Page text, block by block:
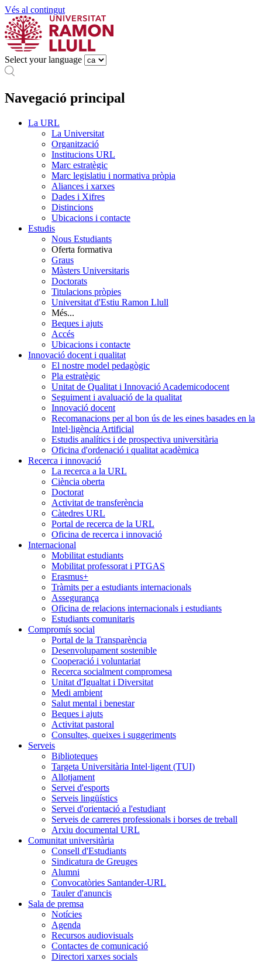
Vés al contingut
Select your language
Navegació principal
La URL
La Universitat
Organització
Institucions URL
Marc estratègic
Marc legislatiu i normativa pròpia
Aliances i xarxes
Dades i Xifres
Distincions
Ubicacions i contacte
Estudis
Nous Estudiants
Oferta formativa
Graus
Màsters Universitaris
Doctorats
Titulacions pròpies
Universitat d'Estiu Ramon Llull
Més...
Beques i ajuts
Accés
Ubicacions i contacte
Innovació docent i qualitat
El nostre model pedagògic
Pla estratègic
Unitat de Qualitat i Innovació Academicodocent
Seguiment i avaluació de la qualitat
Innovació docent
Recomanacions per al bon ús de les eines basades en la
Intel·ligència Artificial
Estudis analítics i de prospectiva universitària
Oficina d'ordenació i qualitat acadèmica
Recerca i innovació
La recerca a la URL
Ciència oberta
Doctorat
Activitat de transferència
Càtedres URL
Portal de recerca de la URL
Oficina de recerca i innovació
Internacional
Mobilitat estudiants
Mobilitat professorat i PTGAS
Erasmus+
Tràmits per a estudiants internacionals
Assegurança
Oficina de relacions internacionals i estudiants
Estudiants comunitaris
Compromís social
Portal de la Transparència
Desenvolupament sostenible
Cooperació i voluntariat
Recerca socialment compromesa
Unitat d'Igualtat i Diversitat
Medi ambient
Salut mental i benestar
Beques i ajuts
Activitat pastoral
Consultes, queixes i suggeriments
Serveis
Biblioteques
Targeta Universitària Intel·ligent (TUI)
Allotjament
Servei d'esports
Serveis lingüístics
Servei d'orientació a l'estudiant
Serveis de carreres professionals i borses de treball
Arxiu documental URL
Comunitat universitària
Consell d'Estudiants
Sindicatura de Greuges
Alumni
Convocatòries Santander-URL
Tauler d'anuncis
Sala de premsa
Notícies
Agenda
Recursos audiovisuals
Contactes de comunicació
Directori xarxes socials